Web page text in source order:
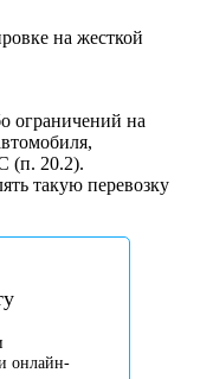
на жесткой
ограничений на
(п. 20.2).
такую перевозку
онлайн-